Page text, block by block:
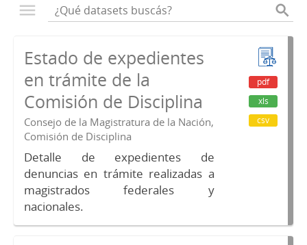
Estado de expedientes
en trámite de la
Comisión de Disciplina
Consejo de la Magistratura de la Nación,
Comisión de Disciplina
Detalle de expedientes de
denuncias en trámite realizadas a
magistrados federales y
nacionales.
pdf
xls
csv